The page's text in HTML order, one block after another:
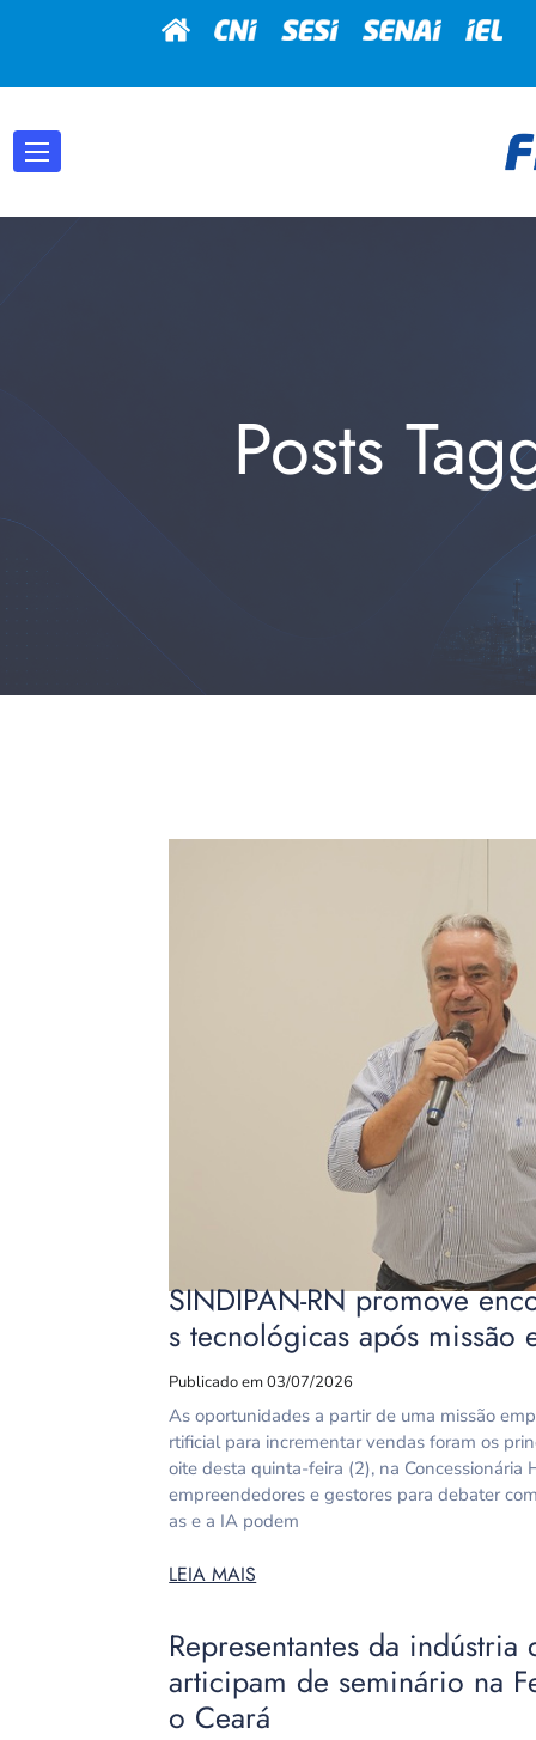
Posts
SINDIPAN-RN promove
s tecnológicas após missão
Publicado em 03/07/2026
As oportunidades a partir de uma missão
rtificial para incrementar vendas foram os
oite desta quinta-feira (2), na
empreendedores e gestores para debater
as e a IA podem
LEIA MAIS
Representantes da
articipam de seminário na
o Ceará